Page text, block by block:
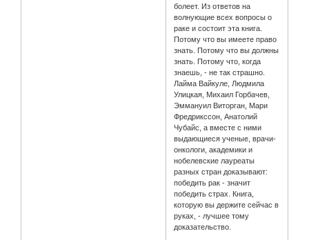
болеет. Из ответов на
волнующие всех вопросы о
раке и состоит эта книга.
Потому что вы имеете право
знать. Потому что вы должны
знать. Потому что, когда
знаешь, - не так страшно.
Лайма Вайкуле, Людмила
Улицкая, Михаил Горбачев,
Эммануил Виторган, Мари
Фредрикссон, Анатолий
Чубайс, а вместе с ними
выдающиеся ученые, врачи-
онкологи, академики и
нобелевские лауреаты
разных стран доказывают:
победить рак - значит
победить страх. Книга,
которую вы держите сейчас в
руках, - лучшее тому
доказательство.